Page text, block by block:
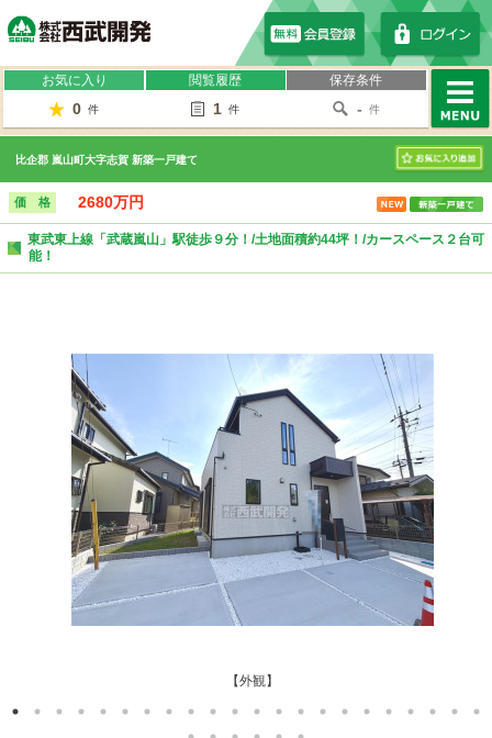
お気に入り
0 件
閲覧履歴
1 件
保存条件
- 件
MENU
比企郡 嵐山町大字志賀 新築一戸建て
お気に入り
価 格 2680万円
東武東上線「武蔵嵐山」駅徒歩９分！/土地面積約44坪！/カースペース２台可
能！
【外観】